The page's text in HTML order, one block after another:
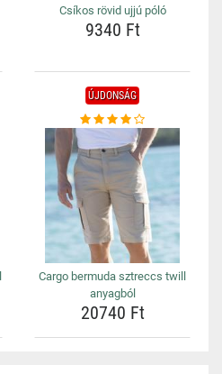
Csíkos rövid ujjú póló
9340 Ft
ÚJDONSÁG
Cargo bermuda sztreccs twill
anyagból
20740 Ft